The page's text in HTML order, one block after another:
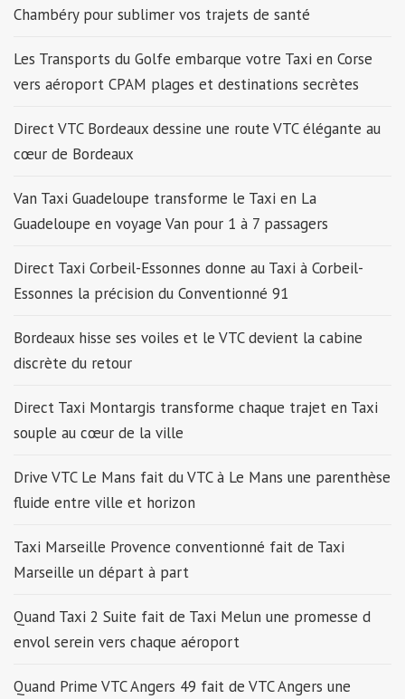
Chambéry pour sublimer vos trajets de santé
Les Transports du Golfe embarque votre Taxi en Corse
vers aéroport CPAM plages et destinations secrètes
Direct VTC Bordeaux dessine une route VTC élégante au
cœur de Bordeaux
Van Taxi Guadeloupe transforme le Taxi en La
Guadeloupe en voyage Van pour 1 à 7 passagers
Direct Taxi Corbeil-Essonnes donne au Taxi à Corbeil-
Essonnes la précision du Conventionné 91
Bordeaux hisse ses voiles et le VTC devient la cabine
discrète du retour
Direct Taxi Montargis transforme chaque trajet en Taxi
souple au cœur de la ville
Drive VTC Le Mans fait du VTC à Le Mans une parenthèse
fluide entre ville et horizon
Taxi Marseille Provence conventionné fait de Taxi
Marseille un départ à part
Quand Taxi 2 Suite fait de Taxi Melun une promesse d
envol serein vers chaque aéroport
Quand Prime VTC Angers 49 fait de VTC Angers une